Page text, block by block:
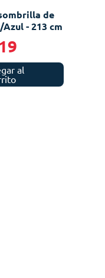
de
- 213 cm
al